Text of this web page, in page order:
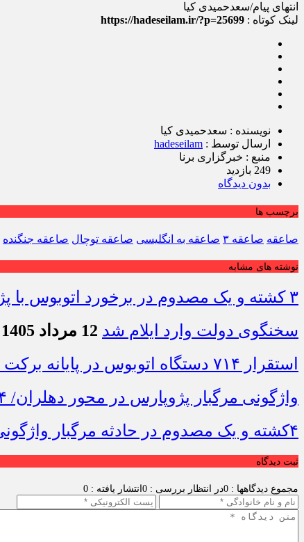
انتهای پیام/سعدحمیدی کیا
لینک کوتاه : https://hadeseilam.ir/?p=25699
نویسنده : سعدحمیدی کیا
ارسال توسط : hadeseilam
منبع : خبرگزاری برنا
249 بازدید
بدون دیدگاه
برچسب ها
صاعقه صاعقه ۳ صاعقه به انگلیسی صاعقه توچال صاعقه جنگنده
نوشته های مشابه
۳ کشته و یک مصدوم در برخورد اتوبوس با پژو ۴۰۵ در محور دشت‌عباس–دهلران
سخنگوی دولت وارد ایلام شد 12 مرداد 1405 - 7:42
استقرار ۷۱۴ دستگاه اتوبوس در پایانه برکت مهران برای بازگشت زائران اربعین+تصاویر
واژگونی مرگبار پژوپارس در محور دهلران/ ۴ زائر اربعین جان باختند
۴کشته و یک مصدوم در حادثه مرگبار واژگونی خودرو پژو پارس در دهلران
ثبت دیدگاه
مجموع دیدگاهها : 0 در انتظار بررسی : 0 انتشار یافته : 0